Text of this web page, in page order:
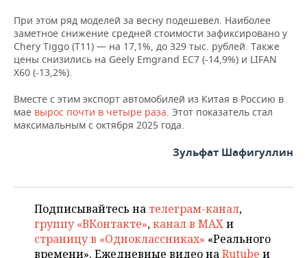
При этом ряд моделей за весну подешевел. Наиболее
заметное снижение средней стоимости зафиксировано у
Chery Tiggo (T11) — на 17,1%, до 329 тыс. рублей. Также
цены снизились на Geely Emgrand EC7 (-14,9%) и LIFAN
X60 (-13,2%).
Вместе с этим экспорт автомобилей из Китая в Россию в
мае вырос почти в четыре раза. Этот показатель стал
максимальным с октября 2025 года.
Зульфат Шафигуллин
Подписывайтесь на телеграм-канал,
группу «ВКонтакте»,канал в MAXи
страницу в «Одноклассниках» «Реального
времени». Ежедневные видео наRutube и